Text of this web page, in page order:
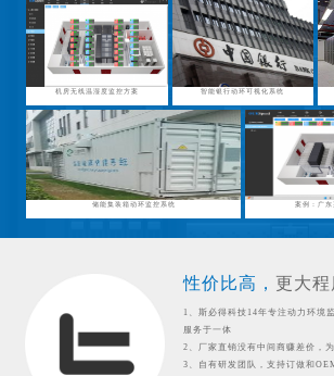
机房无线温湿度监控方案 智能银行动环可视化系统
储能集装箱动环监控系统 案例：广
性价比高， 更大程
1、斯必得科技14年专注动力环境
服务于一体
2、厂家直销没有中间商赚差价，
3、自有研发团队，支持订做和